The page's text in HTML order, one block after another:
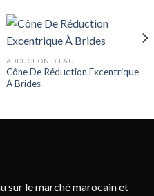
ADDUCTION D'EAU
Cône De Réduction Excentrique
À Brides
sur le marché marocain et